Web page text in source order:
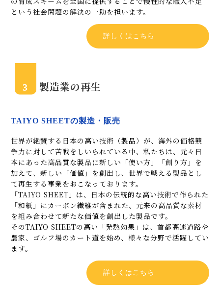
という社会問題の解決の一助を担います。
詳しくはこちら
3 製造業の再生
TAIYO SHEETの製造・販売
世界が絶賛する日本の高い技術（製品）が、海外の価格競
争力に対して苦戦をしいられている中、私たちは、元々日
本にあった高品質な製品に新しい「使い方」「創り方」を
加えて、新しい「価値」を創出し、世界で戦える製品とし
て再生する事業をおこなっております。
「TAIYO SHEET」は、日本の伝統的な高い技術で作られた
「和紙」にカーボン繊維が含まれた、元来の高品質な素材
を組み合わせて新たな価値を創出した製品です。
そのTAIYO SHEETの高い「発熱効果」は、首都高速道路や
農家、ゴルフ場のカート道を始め、様々な分野で活躍してい
ます。
詳しくはこちら